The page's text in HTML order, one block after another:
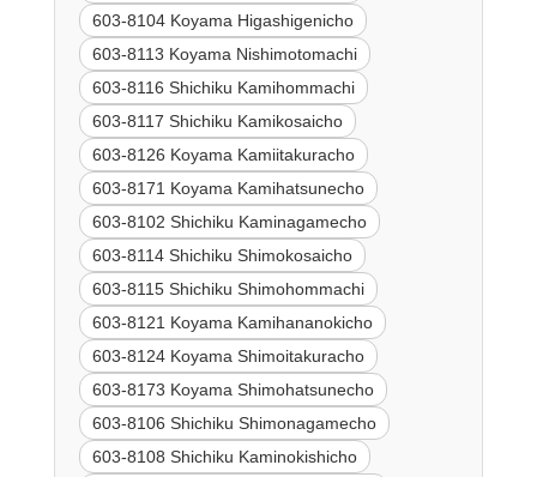
603-8104 Koyama Higashigenicho
603-8113 Koyama Nishimotomachi
603-8116 Shichiku Kamihommachi
603-8117 Shichiku Kamikosaicho
603-8126 Koyama Kamiitakuracho
603-8171 Koyama Kamihatsunecho
603-8102 Shichiku Kaminagamecho
603-8114 Shichiku Shimokosaicho
603-8115 Shichiku Shimohommachi
603-8121 Koyama Kamihananokicho
603-8124 Koyama Shimoitakuracho
603-8173 Koyama Shimohatsunecho
603-8106 Shichiku Shimonagamecho
603-8108 Shichiku Kaminokishicho